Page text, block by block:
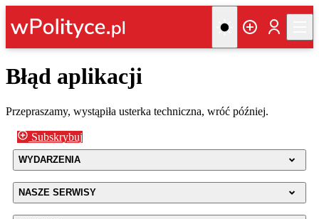
Błąd aplikacji
Przepraszamy, wystąpiła usterka techniczna, wróć później.
Subskrybuj
WYDARZENIA
NASZE SERWISY